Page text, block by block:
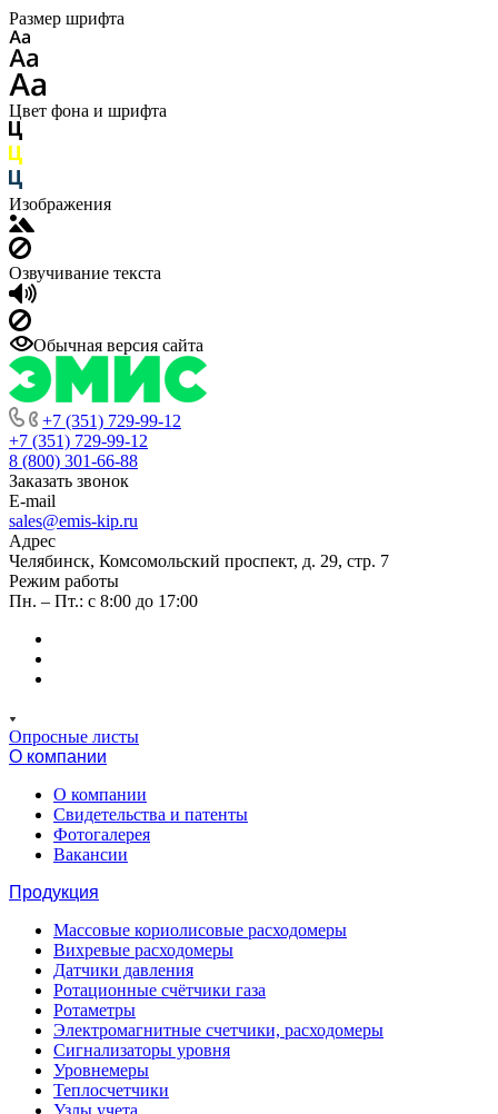
Размер шрифта
Цвет фона и шрифта
Изображения
Озвучивание текста
Обычная версия сайта
+7 (351) 729-99-12
+7 (351) 729-99-12
8 (800) 301-66-88
Заказать звонок
E-mail
sales@emis-kip.ru
Адрес
Челябинск, Комсомольский проспект, д. 29, стр. 7
Режим работы
Пн. – Пт.: с 8:00 до 17:00
Опросные листы
О компании
О компании
Свидетельства и патенты
Фотогалерея
Вакансии
Продукция
Массовые кориолисовые расходомеры
Вихревые расходомеры
Датчики давления
Ротационные счётчики газа
Ротаметры
Электромагнитные счетчики, расходомеры
Сигнализаторы уровня
Уровнемеры
Теплосчетчики
Узлы учета